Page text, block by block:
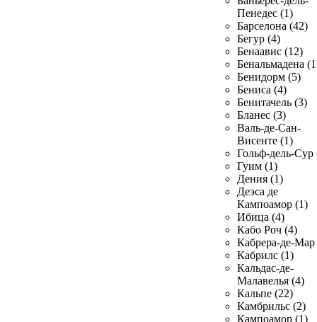
Пенедес (1)
Барселона (42)
Бегур (4)
Бенаавис (12)
Бенальмадена
Бенидорм (5)
Бениса (4)
Бенитачель (3)
Бланес (3)
Валь-де-Сан-
Висенте (1)
Гольф-дель-Сур
Гуим (1)
Дения (1)
Деэса де
Кампоамор (1)
Ибица (4)
Кабо Роч (4)
Кабрера-де-Мар
Кабрилс (1)
Кальдас-де-
Малавелья (4)
Кальпе (22)
Камбрильс (2)
Кампоамор (1)